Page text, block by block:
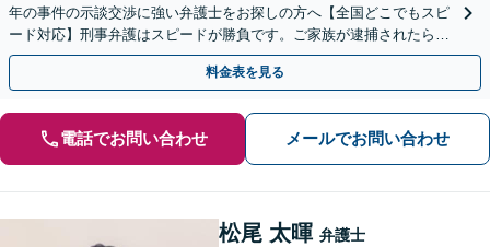
年の事件の示談交渉に強い弁護士をお探しの方へ【全国どこでもスピ
ード対応】刑事弁護はスピードが勝負です。ご家族が逮捕されたら一
刻も早くご相談ください【24時間365日相談受付】
料金表を見る
電話でお問い合わせ メールでお問い合わせ
松尾 太暉 弁護士